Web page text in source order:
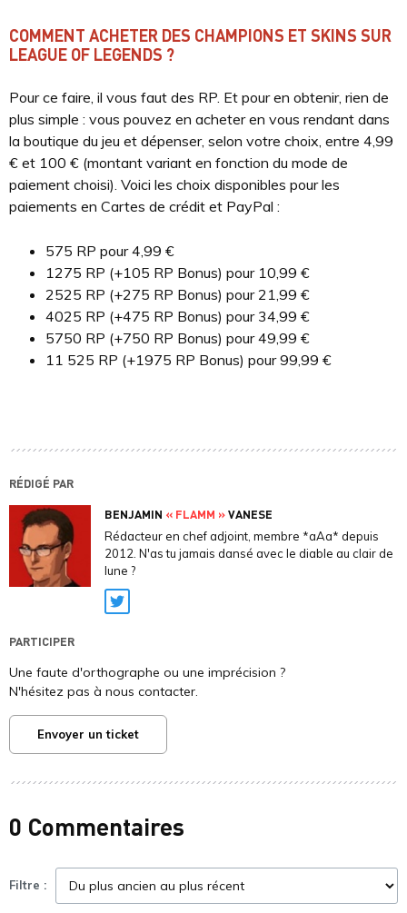
COMMENT ACHETER DES CHAMPIONS ET SKINS SUR
LEAGUE OF LEGENDS ?
Pour ce faire, il vous faut des RP. Et pour en obtenir, rien de
plus simple : vous pouvez en acheter en vous rendant dans
la boutique du jeu et dépenser, selon votre choix, entre 4,99
€ et 100 € (montant variant en fonction du mode de
paiement choisi). Voici les choix disponibles pour les
paiements en Cartes de crédit et PayPal :
575 RP pour 4,99 €
1275 RP (+105 RP Bonus) pour 10,99 €
2525 RP (+275 RP Bonus) pour 21,99 €
4025 RP (+475 RP Bonus) pour 34,99 €
5750 RP (+750 RP Bonus) pour 49,99 €
11 525 RP (+1975 RP Bonus) pour 99,99 €
RÉDIGÉ PAR
BENJAMIN « FLAMM »VANESE
Rédacteur en chef adjoint, membre *aAa* depuis
2012. N'as tu jamais dansé avec le diable au clair de
lune ?
Twitter
PARTICIPER
Une faute d'orthographe ou une imprécision ?
N'hésitez pas à nous contacter.
Envoyer un ticket
0 Commentaires
Filtre :